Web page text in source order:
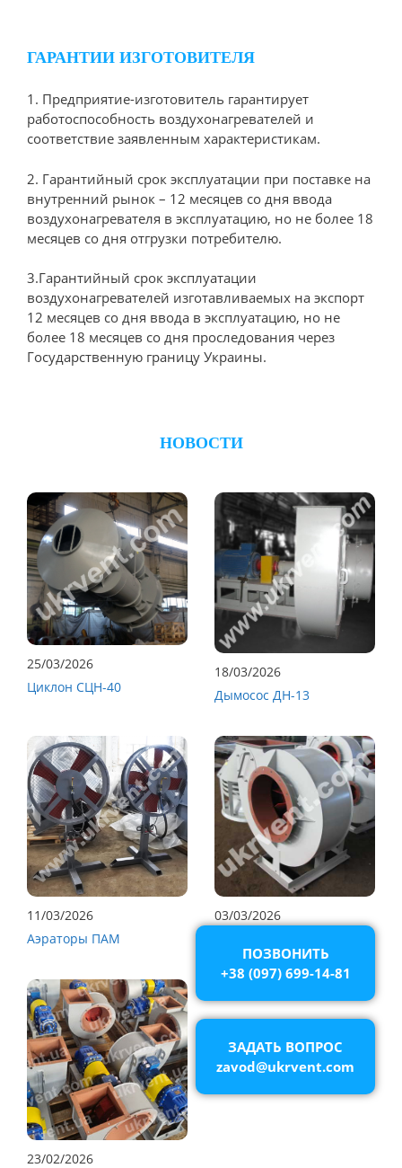
ГАРАНТИИ ИЗГОТОВИТЕЛЯ
1. Предприятие-изготовитель гарантирует
работоспособность воздухонагревателей и
соответствие заявленным характеристикам.
2. Гарантийный срок эксплуатации при поставке на
внутренний рынок – 12 месяцев со дня ввода
воздухонагревателя в эксплуатацию, но не более 18
месяцев со дня отгрузки потребителю.
3.Гарантийный срок эксплуатации
воздухонагревателей изготавливаемых на экспорт
12 месяцев со дня ввода в эксплуатацию, но не
более 18 месяцев со дня проследования через
Государственную границу Украины.
НОВОСТИ
25/03/2026
Циклон СЦН-40
18/03/2026
Дымосос ДН-13
11/03/2026
Аэраторы ПАМ
03/03/2026
23/02/2026
ПОЗВОНИТЬ
+38 (097) 699-14-81
ЗАДАТЬ ВОПРОС
zavod@ukrvent.com